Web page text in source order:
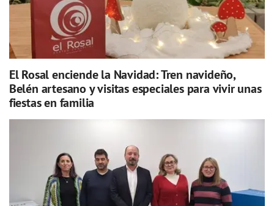
El Rosal enciende la Navidad: Tren navideño,
Belén artesano y visitas especiales para vivir unas
fiestas en familia